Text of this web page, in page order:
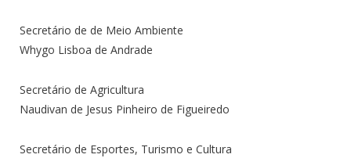
Secretário de de Meio Ambiente
Whygo Lisboa de Andrade
Secretário de Agricultura
Naudivan de Jesus Pinheiro de Figueiredo
Secretário de Esportes, Turismo e Cultura